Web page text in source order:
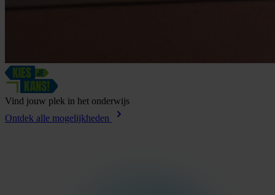
Vind jouw plek in het onderwijs
Ontdek alle mogelijkheden